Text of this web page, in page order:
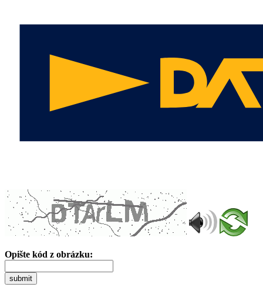
Opište kód z obrázku:
submit